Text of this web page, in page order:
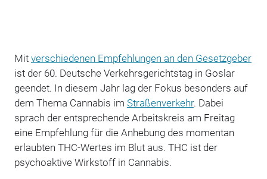
Mit verschiedenen Empfehlungen an den Gesetzgeber
ist der 60. Deutsche Verkehrsgerichtstag in Goslar
geendet. In diesem Jahr lag der Fokus besonders auf
dem Thema Cannabis im Straßenverkehr. Dabei
sprach der entsprechende Arbeitskreis am Freitag
eine Empfehlung für die Anhebung des momentan
erlaubten THC-Wertes im Blut aus. THC ist der
psychoaktive Wirkstoff in Cannabis.